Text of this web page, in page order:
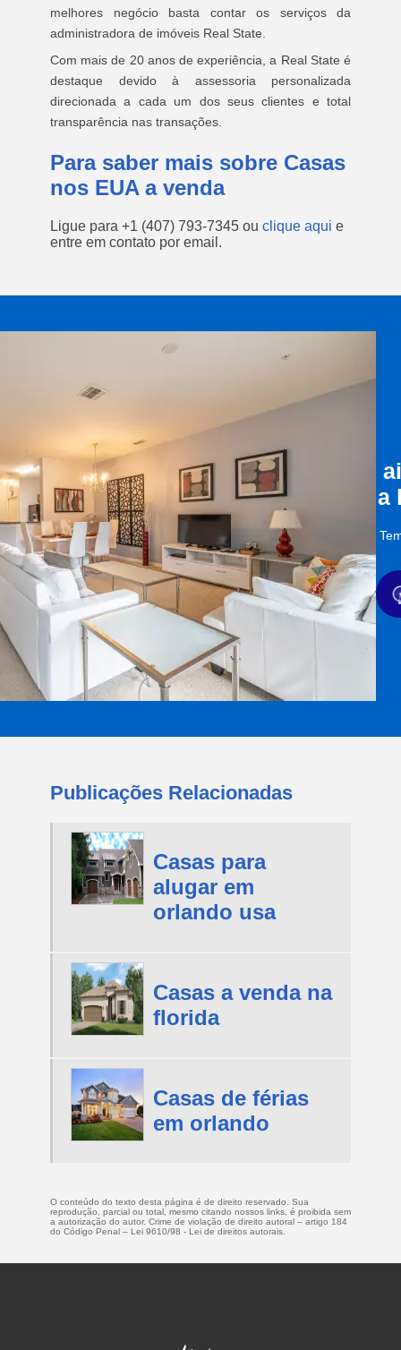
melhores negócio basta contar os serviços da
administradora de imóveis Real State.
Com mais de 20 anos de experiência, a Real State é
destaque devido à assessoria personalizada
direcionada a cada um dos seus clientes e total
transparência nas transações.
Para saber mais sobre Casas
nos EUA a venda
Ligue para +1 (407) 793-7345 ou clique aqui e
entre em contato por email.
a
Publicações Relacionadas
Casas para
alugar em
orlando usa
Casas a venda na
florida
Casas de férias
em orlando
O conteúdo do texto desta página é de direito reservado. Sua
reprodução, parcial ou total, mesmo citando nossos links, é proibida sem
a autorização do autor. Crime de violação de direito autoral – artigo 184
do Código Penal – Lei 9610/98 - Lei de direitos autorais